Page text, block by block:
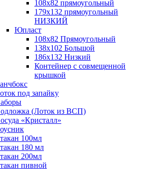
108х82 прямоугольный
179х132 прямоугольный
НИЗКИЙ
Юпласт
108х82 Прямоугольный
138х102 Большой
186х132 Низкий
Контейнер с совмещенной
крышкой
под запайку
(Лоток из ВСП)
«Кристалл»
100мл
180 мл
200мл
пивной